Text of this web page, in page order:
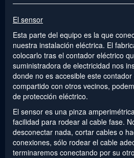
El sensor
Esta parte del equipo es la que
nuestra instalación eléctrica. El
colocarlo tras el contador eléctrico
suministradora de electricidad nos
donde no es accesible este
compartido con otros vecinos,
de protección eléctrico.
El sensor es una pinza
facilidad para rodear al cable fase.
desconectar nada, cortar cables o
conexiones, sólo rodear el cable
terminaremos conectando por su